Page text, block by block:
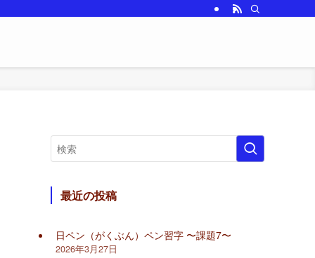
最近の投稿
日ペン（がくぶん）ペン習字 〜課題7〜
2026年3月27日